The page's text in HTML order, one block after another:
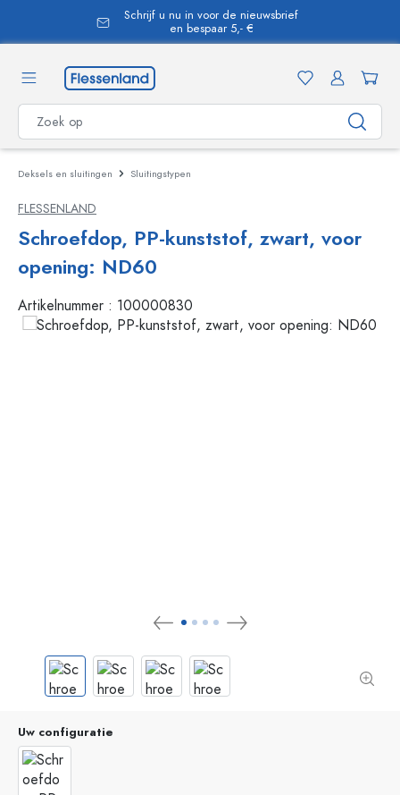
Schrijf u nu in voor de nieuwsbrief
en bespaar 5,- €
Deksels en sluitingen Sluitingstypen
FLESSENLAND
Schroefdop, PP-kunststof, zwart, voor
opening: ND60
Artikelnummer : 100000830
Uw configuratie